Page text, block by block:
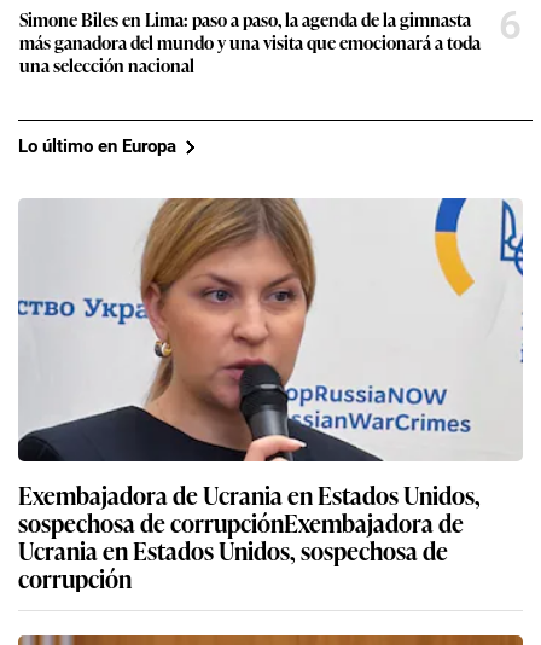
Simone Biles en Lima: paso a paso, la agenda de la gimnasta
más ganadora del mundo y una visita que emocionará a toda
una selección nacional
6
Lo último en Europa
Exembajadora de Ucrania en Estados Unidos,
sospechosa de corrupciónExembajadora de
Ucrania en Estados Unidos, sospechosa de
corrupción